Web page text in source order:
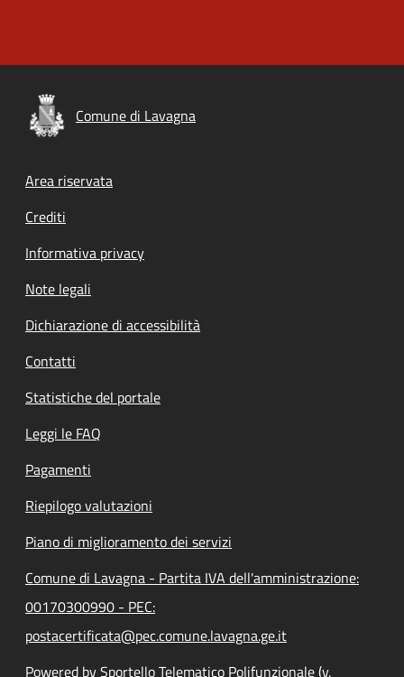
Comune di Lavagna
Footer menu
Area riservata
Crediti
Informativa privacy
Note legali
Dichiarazione di accessibilità
Contatti
Statistiche del portale
Leggi le FAQ
Pagamenti
Riepilogo valutazioni
Piano di miglioramento dei servizi
Comune di Lavagna - Partita IVA dell'amministrazione:
00170300990 - PEC:
postacertificata@pec.comune.lavagna.ge.it
Powered by Sportello Telematico Polifunzionale (v.